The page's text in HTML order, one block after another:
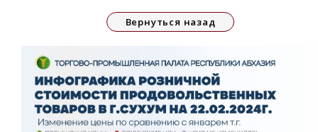
Вернуться назад